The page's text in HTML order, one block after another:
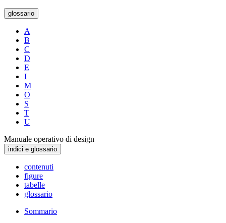
glossario
A
B
C
D
E
I
M
O
S
T
U
Manuale operativo di design
indici e glossario
contenuti
figure
tabelle
glossario
Sommario